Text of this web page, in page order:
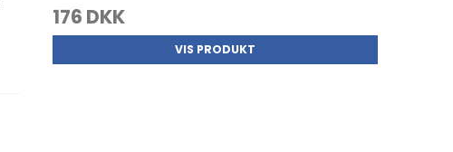
176 DKK
VIS PRODUKT